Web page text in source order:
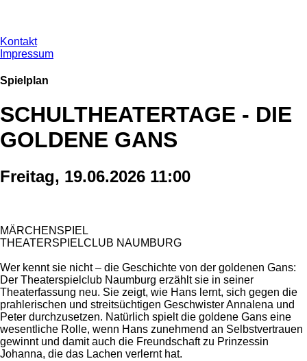
Kontakt
Impressum
Spielplan
SCHULTHEATERTAGE - DIE
GOLDENE GANS
Freitag, 19.06.2026 11:00
MÄRCHENSPIEL
THEATERSPIELCLUB NAUMBURG
Wer kennt sie nicht – die Geschichte von der goldenen Gans:
Der Theaterspielclub Naumburg erzählt sie in seiner
Theaterfassung neu. Sie zeigt, wie Hans lernt, sich gegen die
prahlerischen und streitsüchtigen Geschwister Annalena und
Peter durchzusetzen. Natürlich spielt die goldene Gans eine
wesentliche Rolle, wenn Hans zunehmend an Selbstvertrauen
gewinnt und damit auch die Freundschaft zu Prinzessin
Johanna, die das Lachen verlernt hat.